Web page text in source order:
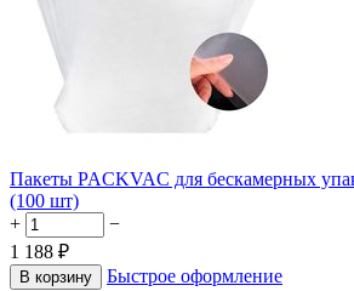
Пакеты PACKVAC для бескамерных
(100 шт)
+
−
1 188 ₽
В корзину
Быстрое оформление